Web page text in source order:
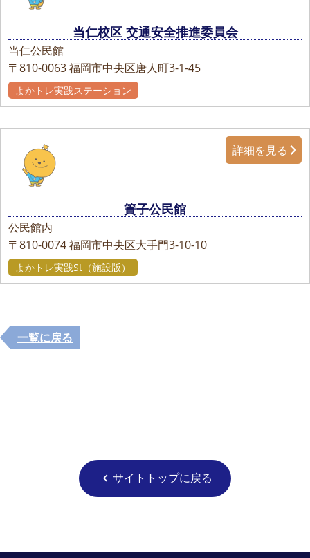
当仁校区 交通安全推進委員会
当仁公民館
〒810-0063福岡市中央区唐人町3-1-45
よかトレ実践ステーション
簀子公民館
公民館内
〒810-0074福岡市中央区大手門3-10-10
詳細を見る
よかトレ実践St（施設版）
一覧に戻る
chevron_left サイトトップに戻る